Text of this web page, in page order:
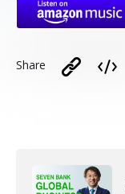
Share